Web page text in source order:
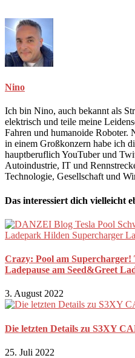
Nino
Ich bin Nino, auch bekannt als
elektrisch und teile meine
Fahren und humanoide Roboter.
in einem Großkonzern habe ich
hauptberuflich YouTuber und
Autoindustrie, IT und
Technologie, Gesellschaft und
Das interessiert dich vielleicht
Crazy: Pool am Supercharger!
Ladepause am Seed&Greet
3. August 2022
Die letzten Details zu S3XY
25. Juli 2022